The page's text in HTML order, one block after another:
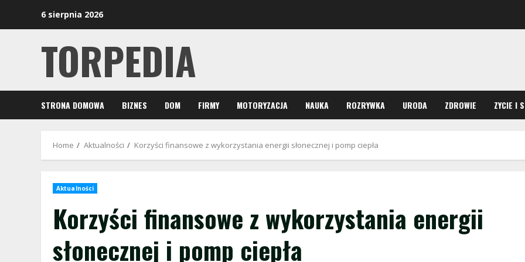
6 sierpnia 2026
TORPEDIA
STRONA DOMOWA BIZNES DOM FIRMY MOTORYZACJA NAUKA ROZRYWKA URODA ZDROWIE ZYCIE I
Home Aktualności Korzyści finansowe z wykorzystania energii słonecznej i pomp ciepła
Aktualności
Korzyści finansowe z wykorzystania energii
słonecznej i pomp ciepła